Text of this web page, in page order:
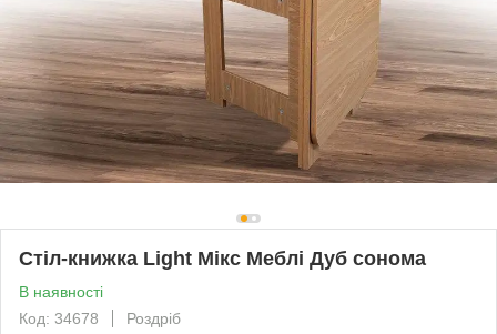
Стіл-книжка Light Мікс Меблі Дуб сонома
В наявності
Код: 34678
Роздріб